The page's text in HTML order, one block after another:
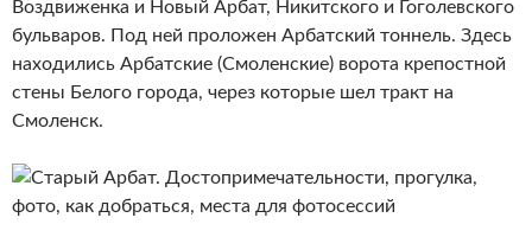
Воздвиженка и Новый Арбат, Никитского и Гоголевского
бульваров. Под ней проложен Арбатский тоннель. Здесь
находились Арбатские (Смоленские) ворота крепостной
стены Белого города, через которые шел тракт на
Смоленск.